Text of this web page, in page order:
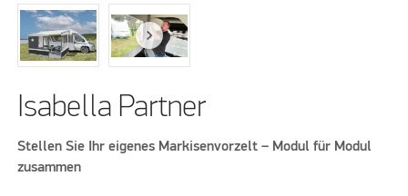
Isabella Partner
Stellen Sie Ihr eigenes Markisenvorzelt – Modul für Modul
zusammen